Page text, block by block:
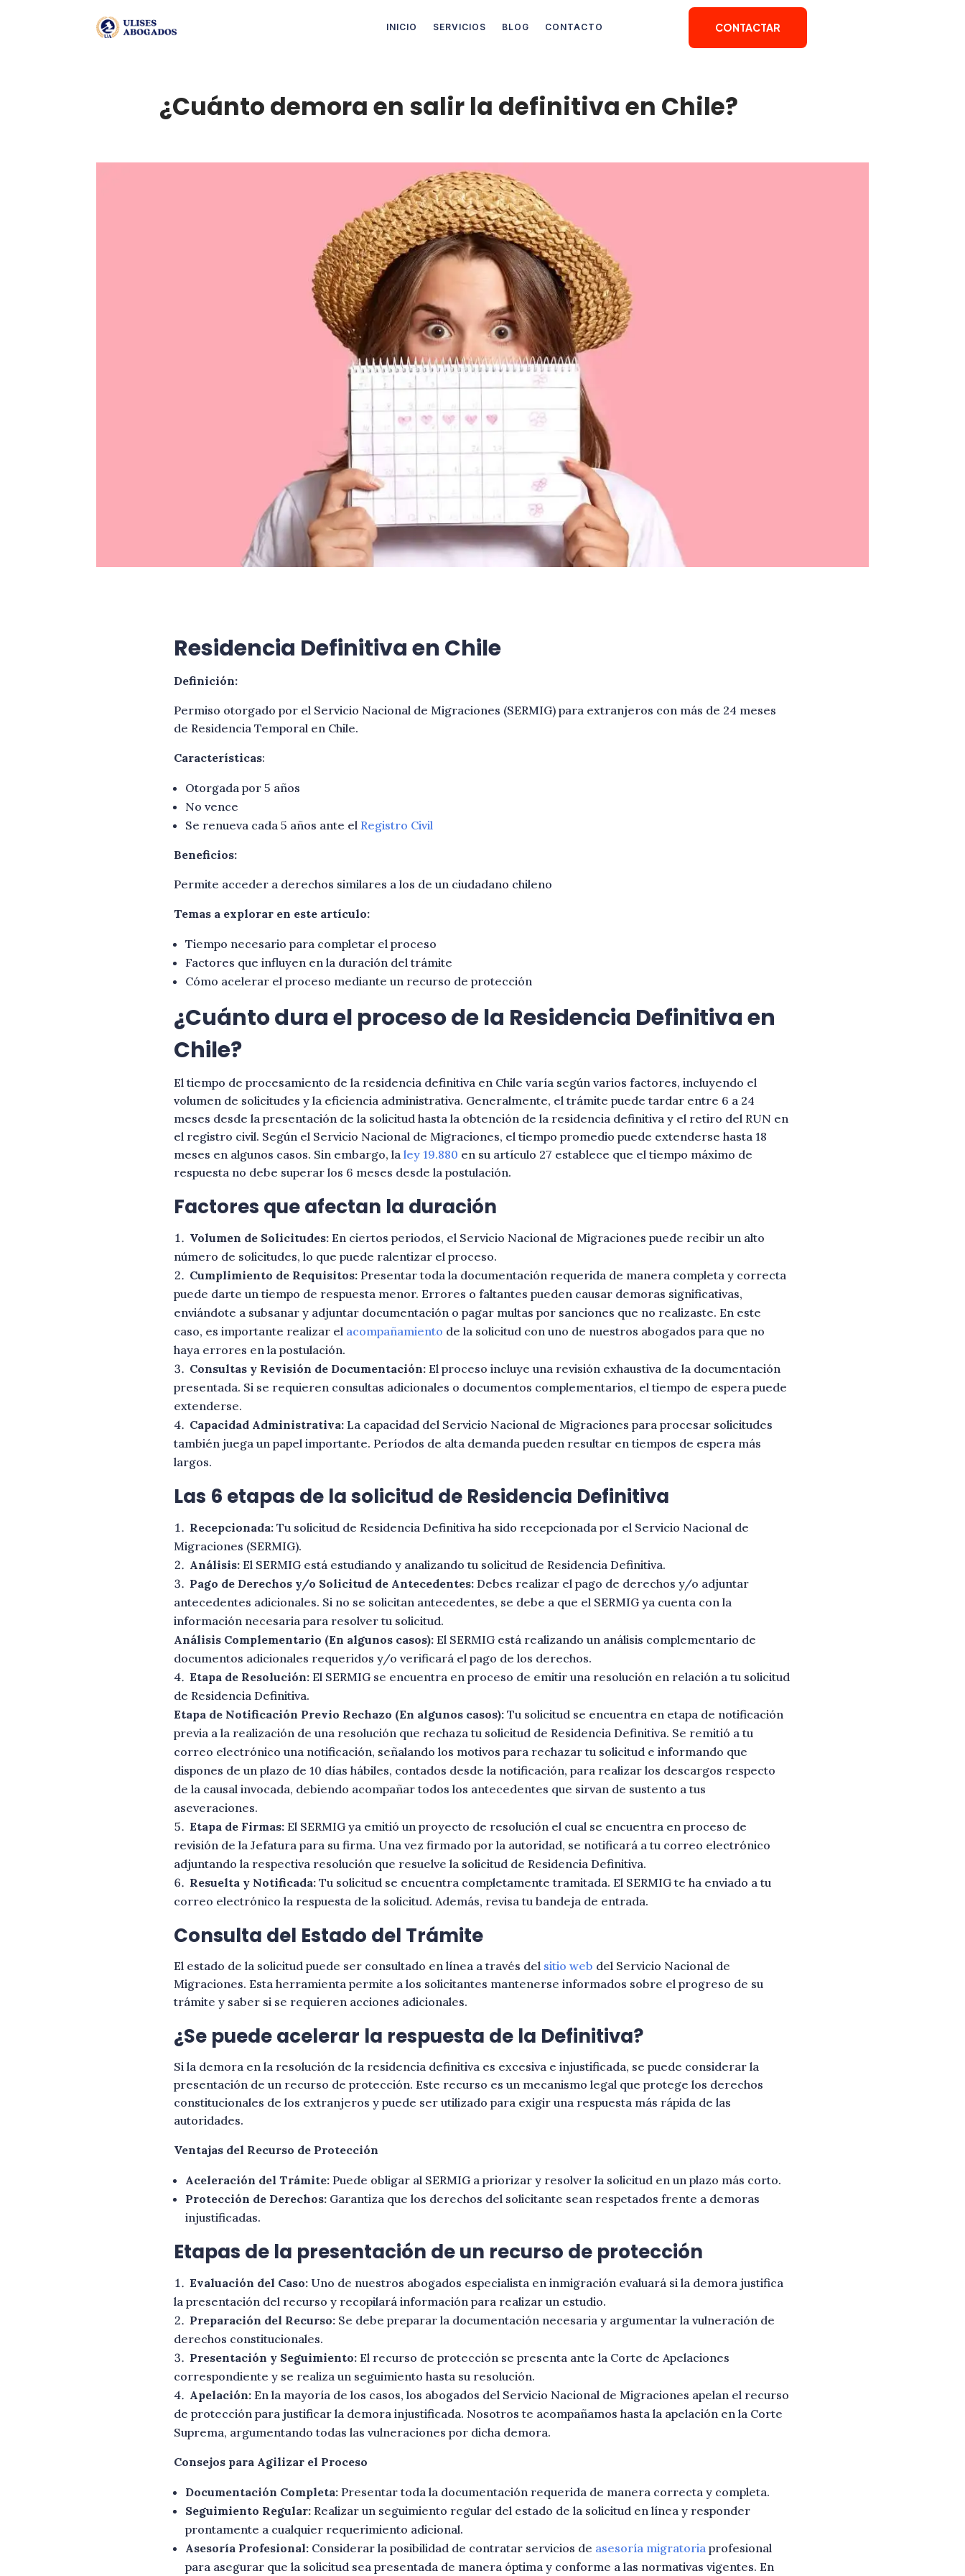
INICIO SERVICIOS BLOG CONTACTO CONTACTAR
¿Cuánto demora en salir la definitiva en Chile?
Residencia Definitiva en Chile
Definición:
Permiso otorgado por el Servicio Nacional de Migraciones (SERMIG) para extranjeros con más de 24 meses
de Residencia Temporal en Chile.
Características:
Otorgada por 5 años
No vence
Se renueva cada 5 años ante el Registro Civil
Beneficios:
Permite acceder a derechos similares a los de un ciudadano chileno
Temas a explorar en este artículo:
Tiempo necesario para completar el proceso
Factores que influyen en la duración del trámite
Cómo acelerar el proceso mediante un recurso de protección
¿Cuánto dura el proceso de la Residencia Definitiva en
Chile?
El tiempo de procesamiento de la residencia definitiva en Chile varía según varios factores, incluyendo el
volumen de solicitudes y la eficiencia administrativa. Generalmente, el trámite puede tardar entre 6 a 24
meses desde la presentación de la solicitud hasta la obtención de la residencia definitiva y el retiro del RUN en
el registro civil. Según el Servicio Nacional de Migraciones, el tiempo promedio puede extenderse hasta 18
meses en algunos casos. Sin embargo, la ley 19.880 en su artículo 27 establece que el tiempo máximo de
respuesta no debe superar los 6 meses desde la postulación.
Factores que afectan la duración
Volumen de Solicitudes:En ciertos periodos, el Servicio Nacional de Migraciones puede recibir un alto
número de solicitudes, lo que puede ralentizar el proceso.
Cumplimiento de Requisitos:Presentar toda la documentación requerida de manera completa y correcta
puede darte un tiempo de respuesta menor. Errores o faltantes pueden causar demoras significativas,
enviándote a subsanar y adjuntar documentación o pagar multas por sanciones que no realizaste. En este
caso, es importante realizar el acompañamiento de la solicitud con uno de nuestros abogados para que no
haya errores en la postulación.
Consultas y Revisión de Documentación:El proceso incluye una revisión exhaustiva de la documentación
presentada. Si se requieren consultas adicionales o documentos complementarios, el tiempo de espera puede
extenderse.
Capacidad Administrativa:La capacidad del Servicio Nacional de Migraciones para procesar solicitudes
también juega un papel importante. Períodos de alta demanda pueden resultar en tiempos de espera más
largos.
Las 6 etapas de la solicitud de Residencia Definitiva
Recepcionada:Tu solicitud de Residencia Definitiva ha sido recepcionada por el Servicio Nacional de
Migraciones (SERMIG).
Análisis:El SERMIG está estudiando y analizando tu solicitud de Residencia Definitiva.
Pago de Derechos y/o Solicitud de Antecedentes:Debes realizar el pago de derechos y/o adjuntar
antecedentes adicionales. Si no se solicitan antecedentes, se debe a que el SERMIG ya cuenta con la
información necesaria para resolver tu solicitud.
Análisis Complementario (En algunos casos):El SERMIG está realizando un análisis complementario de
documentos adicionales requeridos y/o verificará el pago de los derechos.
Etapa de Resolución:El SERMIG se encuentra en proceso de emitir una resolución en relación a tu solicitud
de Residencia Definitiva.
Etapa de Notificación Previo Rechazo (En algunos casos):Tu solicitud se encuentra en etapa de notificación
previa a la realización de una resolución que rechaza tu solicitud de Residencia Definitiva. Se remitió a tu
correo electrónico una notificación, señalando los motivos para rechazar tu solicitud e informando que
dispones de un plazo de 10 días hábiles, contados desde la notificación, para realizar los descargos respecto
de la causal invocada, debiendo acompañar todos los antecedentes que sirvan de sustento a tus
aseveraciones.
Etapa de Firmas:El SERMIG ya emitió un proyecto de resolución el cual se encuentra en proceso de
revisión de la Jefatura para su firma. Una vez firmado por la autoridad, se notificará a tu correo electrónico
adjuntando la respectiva resolución que resuelve la solicitud de Residencia Definitiva.
Resuelta y Notificada:Tu solicitud se encuentra completamente tramitada. El SERMIG te ha enviado a tu
correo electrónico la respuesta de la solicitud. Además, revisa tu bandeja de entrada.
Consulta del Estado del Trámite
El estado de la solicitud puede ser consultado en línea a través del sitio web del Servicio Nacional de
Migraciones. Esta herramienta permite a los solicitantes mantenerse informados sobre el progreso de su
trámite y saber si se requieren acciones adicionales.
¿Se puede acelerar la respuesta de la Definitiva?
Si la demora en la resolución de la residencia definitiva es excesiva e injustificada, se puede considerar la
presentación de un recurso de protección. Este recurso es un mecanismo legal que protege los derechos
constitucionales de los extranjeros y puede ser utilizado para exigir una respuesta más rápida de las
autoridades.
Ventajas del Recurso de Protección
Aceleración del Trámite:Puede obligar al SERMIG a priorizar y resolver la solicitud en un plazo más corto.
Protección de Derechos:Garantiza que los derechos del solicitante sean respetados frente a demoras
injustificadas.
Etapas de la presentación de un recurso de protección
Evaluación del Caso:Uno de nuestros abogados especialista en inmigración evaluará si la demora justifica
la presentación del recurso y recopilará información para realizar un estudio.
Preparación del Recurso:Se debe preparar la documentación necesaria y argumentar la vulneración de
derechos constitucionales.
Presentación y Seguimiento:El recurso de protección se presenta ante la Corte de Apelaciones
correspondiente y se realiza un seguimiento hasta su resolución.
Apelación:En la mayoría de los casos, los abogados del Servicio Nacional de Migraciones apelan el recurso
de protección para justificar la demora injustificada. Nosotros te acompañamos hasta la apelación en la Corte
Suprema, argumentando todas las vulneraciones por dicha demora.
Consejos para Agilizar el Proceso
Documentación Completa:Presentar toda la documentación requerida de manera correcta y completa.
Seguimiento Regular:Realizar un seguimiento regular del estado de la solicitud en línea y responder
prontamente a cualquier requerimiento adicional.
Asesoría Profesional:Considerar la posibilidad de contratar servicios de asesoría migratoria profesional
para asegurar que la solicitud sea presentada de manera óptima y conforme a las normativas vigentes. En